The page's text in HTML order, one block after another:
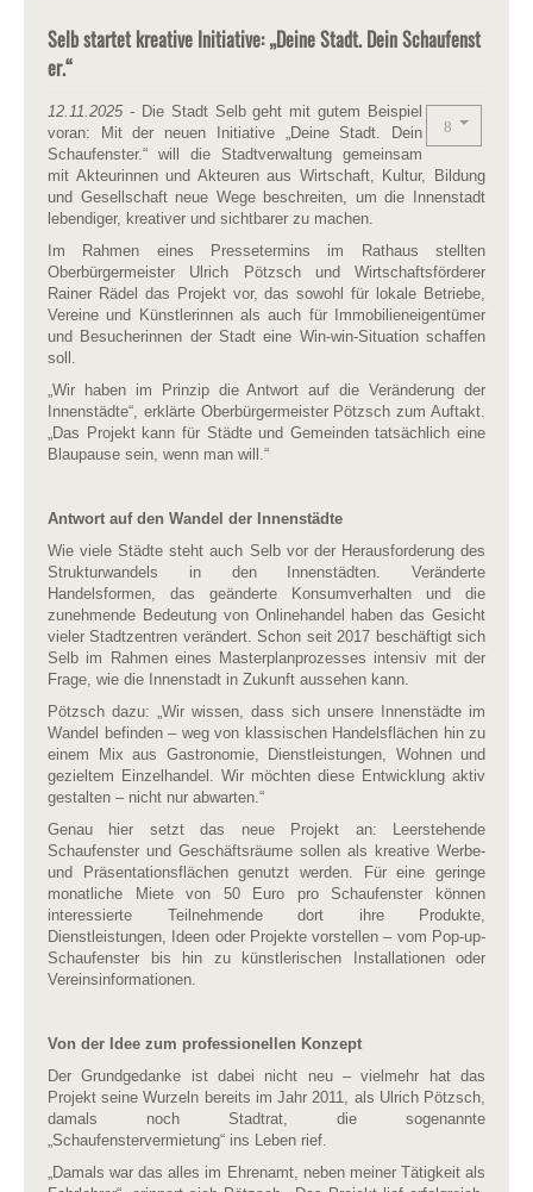
Selb startet kreative Initiative: „Deine Stadt. Dein Schaufenst
er.“
12.11.2025 - Die Stadt Selb geht mit gutem Beispiel
voran: Mit der neuen Initiative „Deine Stadt. Dein
Schaufenster.“ will die Stadtverwaltung gemeinsam
mit Akteurinnen und Akteuren aus Wirtschaft, Kultur, Bildung
und Gesellschaft neue Wege beschreiten, um die Innenstadt
lebendiger, kreativer und sichtbarer zu machen.
Im Rahmen eines Pressetermins im Rathaus stellten
Oberbürgermeister Ulrich Pötzsch und Wirtschaftsförderer
Rainer Rädel das Projekt vor, das sowohl für lokale Betriebe,
Vereine und Künstlerinnen als auch für Immobilieneigentümer
und Besucherinnen der Stadt eine Win-win-Situation schaffen
soll.
„Wir haben im Prinzip die Antwort auf die Veränderung der
Innenstädte“, erklärte Oberbürgermeister Pötzsch zum Auftakt.
„Das Projekt kann für Städte und Gemeinden tatsächlich eine
Blaupause sein, wenn man will.“
Antwort auf den Wandel der Innenstädte
Wie viele Städte steht auch Selb vor der Herausforderung des
Strukturwandels in den Innenstädten. Veränderte
Handelsformen, das geänderte Konsumverhalten und die
zunehmende Bedeutung von Onlinehandel haben das Gesicht
vieler Stadtzentren verändert. Schon seit 2017 beschäftigt sich
Selb im Rahmen eines Masterplanprozesses intensiv mit der
Frage, wie die Innenstadt in Zukunft aussehen kann.
Pötzsch dazu: „Wir wissen, dass sich unsere Innenstädte im
Wandel befinden – weg von klassischen Handelsflächen hin zu
einem Mix aus Gastronomie, Dienstleistungen, Wohnen und
gezieltem Einzelhandel. Wir möchten diese Entwicklung aktiv
gestalten – nicht nur abwarten.“
Genau hier setzt das neue Projekt an: Leerstehende
Schaufenster und Geschäftsräume sollen als kreative Werbe-
und Präsentationsflächen genutzt werden. Für eine geringe
monatliche Miete von 50 Euro pro Schaufenster können
interessierte Teilnehmende dort ihre Produkte,
Dienstleistungen, Ideen oder Projekte vorstellen – vom Pop-up-
Schaufenster bis hin zu künstlerischen Installationen oder
Vereinsinformationen.
Von der Idee zum professionellen Konzept
Der Grundgedanke ist dabei nicht neu – vielmehr hat das
Projekt seine Wurzeln bereits im Jahr 2011, als Ulrich Pötzsch,
damals noch Stadtrat, die sogenannte
„Schaufenstervermietung“ ins Leben rief.
„Damals war das alles im Ehrenamt, neben meiner Tätigkeit als